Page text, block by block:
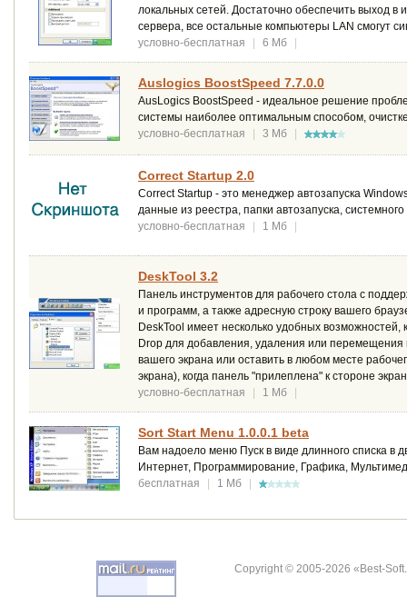
локальных сетей. Достаточно обеспечить выход
сервера, все остальные компьютеры LAN смогут
условно-бесплатная
| 6 Мб |
Auslogics BoostSpeed 7.7.0.0
AusLogics BoostSpeed - идеальное решение
системы наиболее оптимальным способом,
условно-бесплатная
| 3 Мб |
Correct Startup 2.0
Correct Startup - это менеджер автозапуска
данные из реестра, папки автозапуска,
условно-бесплатная
| 1 Мб |
DeskTool 3.2
Панель инструментов для рабочего стола с
и программ, а также адресную строку вашего
DeskTool имеет несколько удобных
Drop для добавления, удаления или перемещения
вашего экрана или оставить в любом месте
экрана), когда панель "прилеплена" к стороне
условно-бесплатная
| 1 Мб |
Sort Start Menu 1.0.0.1 beta
Вам надоело меню Пуск в виде длинного списка в
Интернет, Программирование, Графика,
бесплатная
| 1 Мб |
Copyright © 2005-2026 «Best-